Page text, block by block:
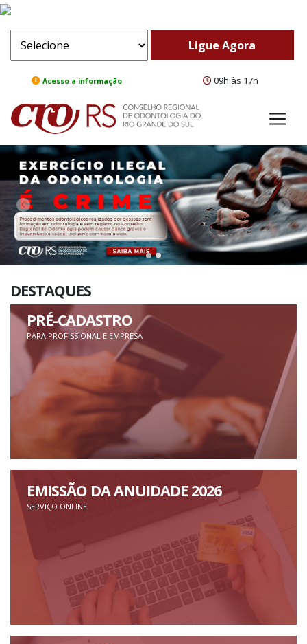
Acesso a informação 09h às 17h
ComeBack
DESTAQUES
PRÉ-CADASTRO
PARA PROFISSIONAL E EMPRESA
EMISSÃO DA ANUIDADE 2026
SERVIÇO ONLINE